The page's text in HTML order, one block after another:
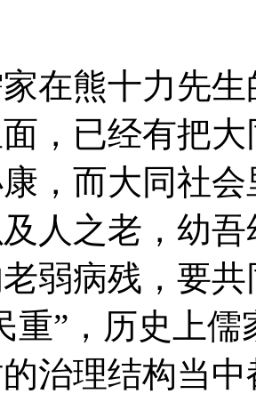
在熊十力先
，已经有把
，而大同社
人之老，幼
弱病残，要
重”，历史上
治理结构当